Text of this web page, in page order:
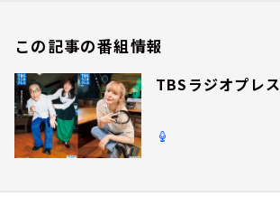
この記事の番組情報
TBSラジオプレス